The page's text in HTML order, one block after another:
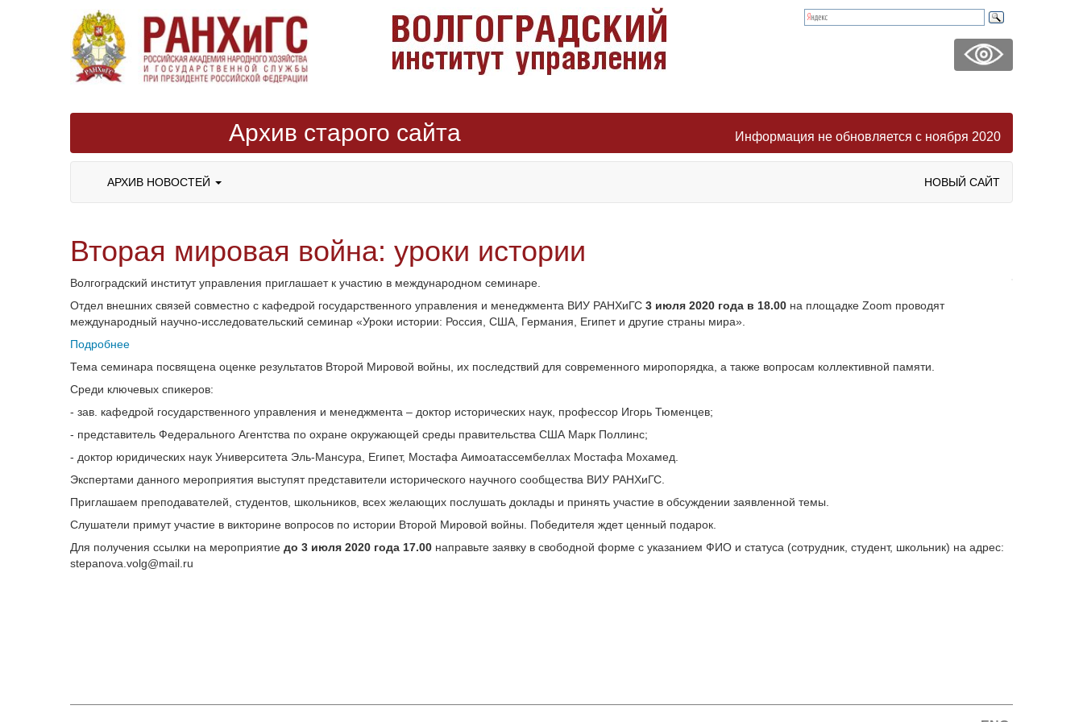
Архив старого сайта Информация не обновляется с ноября 2020
АРХИВ НОВОСТЕЙ НОВЫЙ САЙТ
Вторая мировая война: уроки истории
Волгоградский институт управления приглашает к участию в международном семинаре.
Отдел внешних связей совместно с кафедрой государственного управления и менеджмента ВИУ РАНХиГС 3 июля 2020 года в 18.00 на площадке Zoom проводят
международный научно-исследовательский семинар «Уроки истории: Россия, США, Германия, Египет и другие страны мира».
Подробнее
Тема семинара посвящена оценке результатов Второй Мировой войны, их последствий для современного миропорядка, а также вопросам коллективной памяти.
Среди ключевых спикеров:
- зав. кафедрой государственного управления и менеджмента – доктор исторических наук, профессор Игорь Тюменцев;
- представитель Федерального Агентства по охране окружающей среды правительства США Марк Поллинс;
- доктор юридических наук Университета Эль-Мансура, Египет, Мостафа Аимоатассембеллах Мостафа Мохамед.
Экспертами данного мероприятия выступят представители исторического научного сообщества ВИУ РАНХиГС.
Приглашаем преподавателей, студентов, школьников, всех желающих послушать доклады и принять участие в обсуждении заявленной темы.
Слушатели примут участие в викторине вопросов по истории Второй Мировой войны. Победителя ждет ценный подарок.
Для получения ссылки на мероприятие до 3 июля 2020 года 17.00 направьте заявку в свободной форме с указанием ФИО и статуса (сотрудник, студент, школьник) на адрес:
stepanova.volg@mail.ru